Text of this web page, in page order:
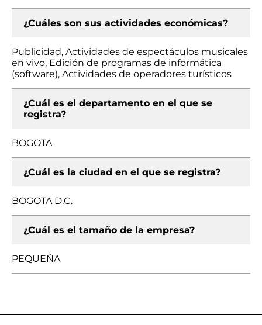
¿Cuáles son sus actividades económicas?
Publicidad, Actividades de espectáculos musicales
en vivo, Edición de programas de informática
(software), Actividades de operadores turísticos
¿Cuál es el departamento en el que se
registra?
BOGOTA
¿Cuál es la ciudad en el que se registra?
BOGOTA D.C.
¿Cuál es el tamaño de la empresa?
PEQUEÑA